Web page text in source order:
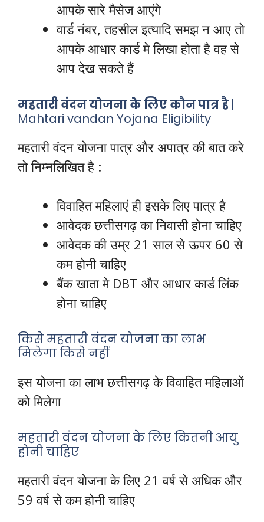
आपके सारे मैसेज आएंगे
वार्ड नंबर, तहसील इत्यादि समझ न आए तो
आपके आधार कार्ड मे लिखा होता है वह से
आप देख सकते हैं
महतारी वंदन योजना के लिए कौन पात्र है |
Mahtari vandan Yojana Eligibility
महतारी वंदन योजना पात्र और अपात्र की बात करे
तो निम्नलिखित है :
विवाहित महिलाएं ही इसके लिए पात्र है
आवेदक छत्तीसगढ़ का निवासी होना चाहिए
आवेदक की उम्र 21 साल से ऊपर 60 से
कम होनी चाहिए
बैंक खाता मे DBT और आधार कार्ड लिंक
होना चाहिए
किसे महतारी वंदन योजना का लाभ
मिलेगा किसे नहीं
इस योजना का लाभ छत्तीसगढ़ के विवाहित महिलाओं
को मिलेगा
महतारी वंदन योजना के लिए कितनी आयु
होनी चाहिए
महतारी वंदन योजना के लिए 21 वर्ष से अधिक और
59 वर्ष से कम होनी चाहिए